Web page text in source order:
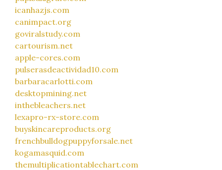
icanhazjs.com
canimpact.org
goviralstudy.com
cartourism.net
apple-cores.com
pulserasdeactividad10.com
barbaracarlotti.com
desktopmining.net
inthebleachers.net
lexapro-rx-store.com
buyskincareproducts.org
frenchbulldogpuppyforsale.net
kogamasquid.com
themultiplicationtablechart.com